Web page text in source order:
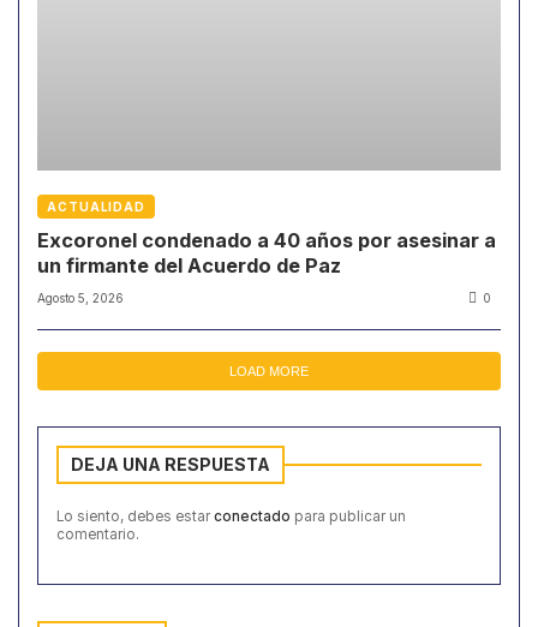
ACTUALIDAD
Excoronel condenado a 40 años por asesinar a
un firmante del Acuerdo de Paz
Agosto 5, 2026 0
LOAD MORE
DEJA UNA RESPUESTA
Lo siento, debes estar conectado para publicar un
comentario.